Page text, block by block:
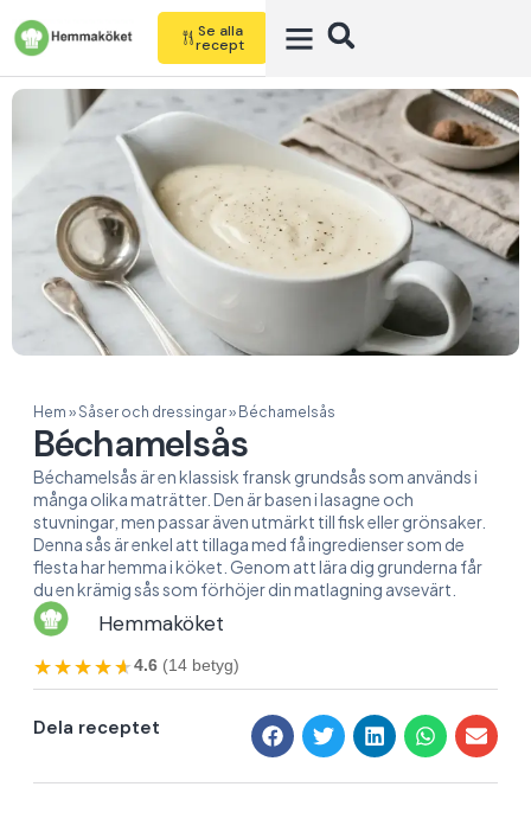
Se alla
recept
Hem »Såser och dressingar» Béchamelsås
Béchamelsås
Béchamelsås är en klassisk fransk grundsås som används i
många olika maträtter. Den är basen i lasagne och
stuvningar, men passar även utmärkt till fisk eller grönsaker.
Denna sås är enkel att tillaga med få ingredienser som de
flesta har hemma i köket. Genom att lära dig grunderna får
du en krämig sås som förhöjer din matlagning avsevärt.
Hemmaköket
★★★★★
★★★★★4.6 (14 betyg)
Dela receptet